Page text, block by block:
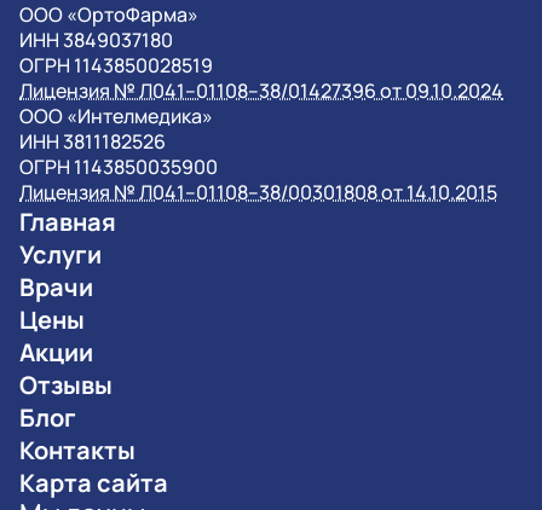
OOO «ОртоФарма»
ИНН 3849037180
ОГРН 1143850028519
Лицензия № Л041–01108–38/01427396 от 09.10.2024
OOO «Интелмедика»
ИНН 3811182526
ОГРН 1143850035900
Лицензия № Л041–01108–38/00301808 от 14.10.2015
Главная
Услуги
Врачи
Цены
Акции
Отзывы
Блог
Контакты
Карта сайта